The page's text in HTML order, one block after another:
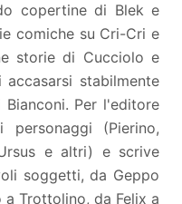
copertine di Blek e
comiche su Cri-Cri e
storie di Cucciolo e
stabilmente
Per l'editore
personaggi (Pierino,
e altri) e scrive
soggetti, da Geppo
Trottolino, da Felix a